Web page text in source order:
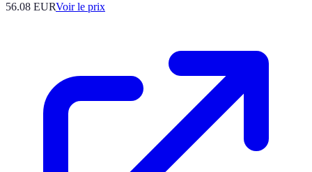
56.08 EURVoir le prix